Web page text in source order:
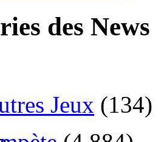
des News
Jeux (134)